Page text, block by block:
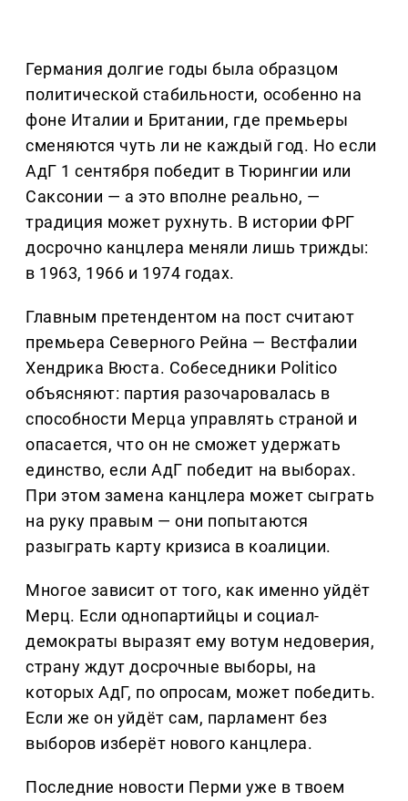
Германия долгие годы была образцом
политической стабильности, особенно на
фоне Италии и Британии, где премьеры
сменяются чуть ли не каждый год. Но если
АдГ 1 сентября победит в Тюрингии или
Саксонии — а это вполне реально, —
традиция может рухнуть. В истории ФРГ
досрочно канцлера меняли лишь трижды:
в 1963, 1966 и 1974 годах.
Главным претендентом на пост считают
премьера Северного Рейна — Вестфалии
Хендрика Вюста. Собеседники Politico
объясняют: партия разочаровалась в
способности Мерца управлять страной и
опасается, что он не сможет удержать
единство, если АдГ победит на выборах.
При этом замена канцлера может сыграть
на руку правым — они попытаются
разыграть карту кризиса в коалиции.
Многое зависит от того, как именно уйдёт
Мерц. Если однопартийцы и социал-
демократы выразят ему вотум недоверия,
страну ждут досрочные выборы, на
которых АдГ, по опросам, может победить.
Если же он уйдёт сам, парламент без
выборов изберёт нового канцлера.
Последние новости Перми уже в твоем